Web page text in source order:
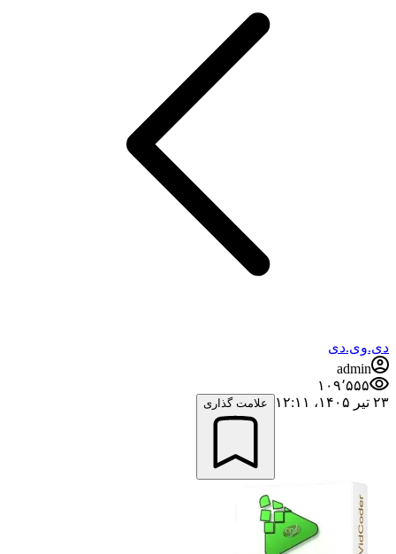
دی.وی.دی
admin
۱۰۹٬۵۵۵
۲۳ تیر ۱۴۰۵،‏ ۱۲:۱۱
علامت گذاری